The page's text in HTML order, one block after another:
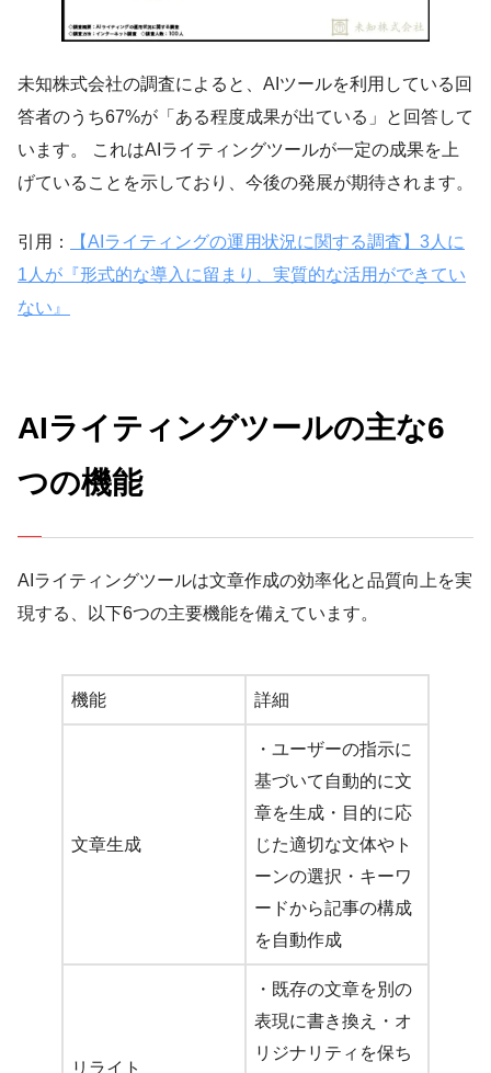
未知株式会社の調査によると、AIツールを利用している回
答者のうち67%が「ある程度成果が出ている」と回答して
います。 これはAIライティングツールが一定の成果を上
げていることを示しており、今後の発展が期待されます。
引用：
【AIライティングの運用状況に関する調査】3人に
1人が『形式的な導入に留まり、実質的な活用ができてい
ない』
AIライティングツールの主な6
つの機能
AIライティングツールは文章作成の効率化と品質向上を実
現する、以下6つの主要機能を備えています。
機能 詳細
文章生成
・ユーザーの指示に
基づいて自動的に文
章を生成・目的に応
じた適切な文体やト
ーンの選択・キーワ
ードから記事の構成
を自動作成
リライト
・既存の文章を別の
表現に書き換え・オ
リジナリティを保ち